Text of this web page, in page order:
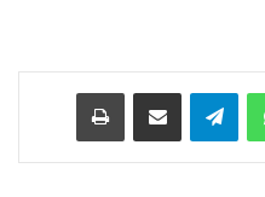
واتساب تيلقرام